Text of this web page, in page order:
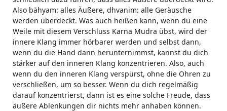
Also bāhyam: alles Äußere, dhvanim: alle Geräusche
werden überdeckt. Was auch heißen kann, wenn du eine
Weile mit diesem Verschluss Karna Mudra übst, wird der
innere Klang immer hörbarer werden und selbst dann,
wenn du die Hand dann herunternimmst, kannst du dich
stärker auf den inneren Klang konzentrieren. Also, auch
wenn du den inneren Klang verspürst, ohne die Ohren zu
verschließen, um so besser. Wenn du dich regelmäßig
darauf konzentrierst, dann ist es eine solche Freude, dass
äußere Ablenkungen dir nichts mehr anhaben können.